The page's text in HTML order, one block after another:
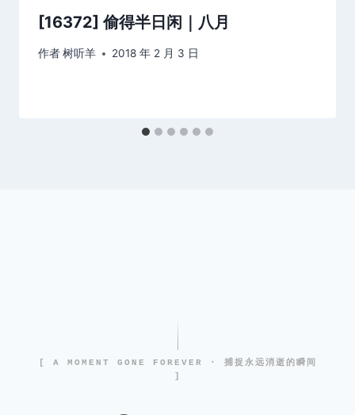
[16372] 偷得半日闲｜八月
作者树听羊 2018 年 2 月 3 日
[ A MOMENT GONE FOREVER · 捕捉永远消逝的瞬间
]